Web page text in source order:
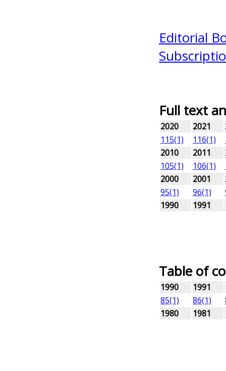
Editorial
Full text
2020 2021
115(1)
116(1)
2010
2011
105(1)
106(1)
2000
2001
95(1)
96(1)
1990
1991
Table of
1990 1991
85(1)
86(1)
1980
1981